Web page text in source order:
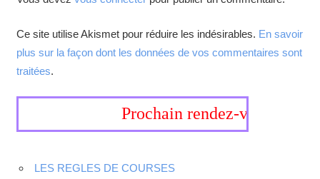
Ce site utilise Akismet pour réduire les indésirables. En savoir
plus sur la façon dont les données de vos commentaires sont
traitées.
Prochain rendez-vous, 19-
LES REGLES DE COURSES